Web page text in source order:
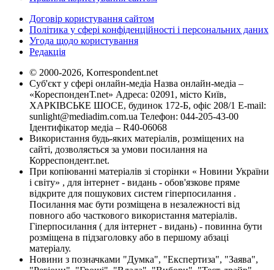
Договір користування сайтом
Політика у сфері конфіденційності і персональних даних
Угода щодо користування
Редакція
© 2000-2026, Korrespondent.net
Суб'єкт у сфері онлайн-медіа Назва онлайн-медіа –
«КореспонденТ.net» Адреса: 02091, місто Київ,
ХАРКІВСЬКЕ ШОСЕ, будинок 172-Б, офіс 208/1 E-mail:
sunlight@mediadim.com.ua Телефон: 044-205-43-00
Ідентифікатор медіа – R40-06068
Використання будь-яких матеріалів, розміщених на
сайті, дозволяється за умови посилання на
Корреспондент.net.
При копіюванні матеріалів зі сторінки « Новини України
і світу» , для інтернет - видань - обов'язкове пряме
відкрите для пошукових систем гіперпосилання .
Посилання має бути розміщена в незалежності від
повного або часткового використання матеріалів.
Гіперпосилання ( для інтернет - видань) - повинна бути
розміщена в підзаголовку або в першому абзаці
матеріалу.
Новини з позначками "Думка", "Експертиза", "Заява",